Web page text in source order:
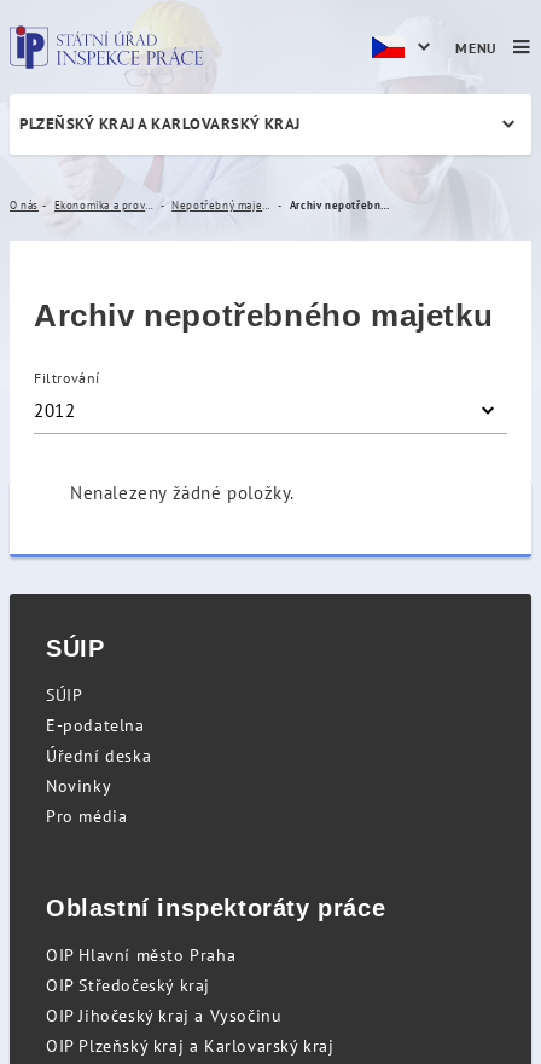
Archiv nepotřebného
PLZEŇSKÝ KRAJ A KARLOVARSKÝ KRAJ
O nás
Archiv nepotřebného majetku
Filtrování
2012
Nenalezeny žádné položky.
MENU
SÚIP
SÚIP
E-podatelna
Úřední deska
Novinky
Pro média
Oblastní inspektoráty práce
OIP Hlavní město Praha
OIP Středočeský kraj
OIP Jihočeský kraj a Vysočinu
OIP Plzeňský kraj a Karlovarský kraj